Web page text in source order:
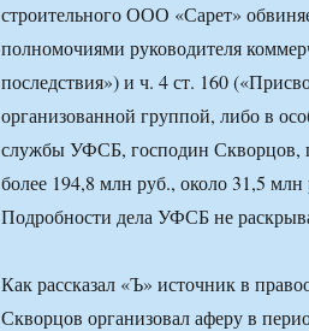
строительного ООО «Сарет»
полномочиями руководителя
последствия») и ч. 4 ст. 160
организованной группой, либо в
службы УФСБ, господин Скворцов,
более 194,8 млн руб., около 31,5
Подробности дела УФСБ не
Как рассказал «Ъ» источник в
Скворцов организовал аферу в